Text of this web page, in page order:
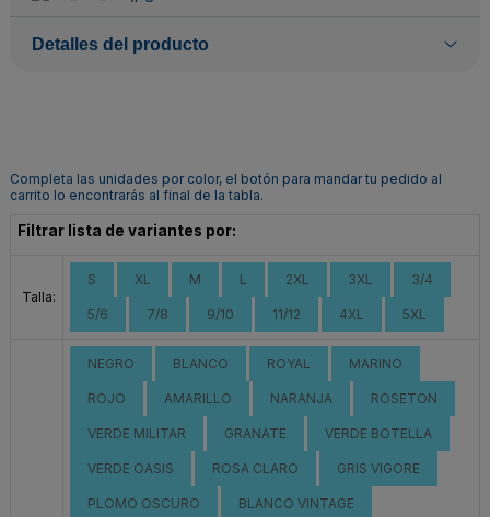
Detalles del producto
Completa las unidades por color, el botón para mandar tu pedido al
carrito lo encontrarás al final de la tabla.
Filtrar lista de variantes por:
Talla:
S XL M L 2XL 3XL 3/4
5/6 7/8 9/10 11/12 4XL 5XL
NEGRO BLANCO ROYAL MARINO
ROJO AMARILLO NARANJA ROSETON
VERDE MILITAR GRANATE VERDE BOTELLA
VERDE OASIS ROSA CLARO GRIS VIGORE
PLOMO OSCURO BLANCO VINTAGE